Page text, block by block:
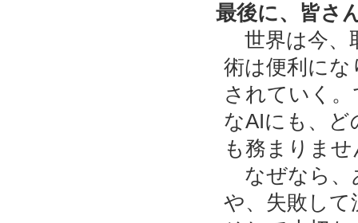
最後に、皆さ
世界は今、
術は便利にな
されていく
なAIにも、
も務まりま
なぜなら、
や、失敗して